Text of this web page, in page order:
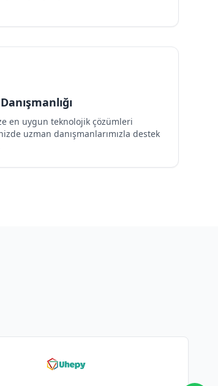
en uygun teknolojik çözümleri
uzman danışmanlarımızla destek